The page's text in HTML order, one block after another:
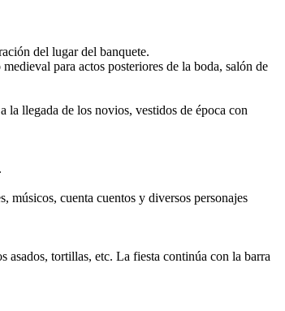
del lugar del banquete.
para actos posteriores de la boda, salón de
la llegada de los novios, vestidos de época con
músicos, cuenta cuentos y diversos personajes
asados, tortillas, etc. La fiesta continúa con la barra